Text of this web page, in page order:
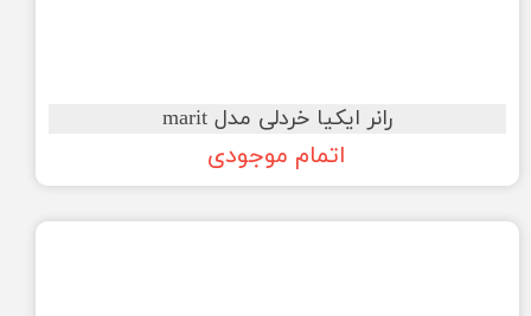
رانر ایکیا خردلی مدل marit
اتمام موجودی